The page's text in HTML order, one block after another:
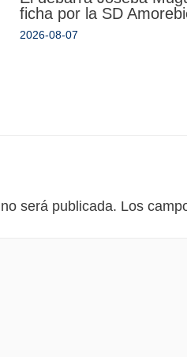
ficha por la SD
2026-08-07
será publicada. Los